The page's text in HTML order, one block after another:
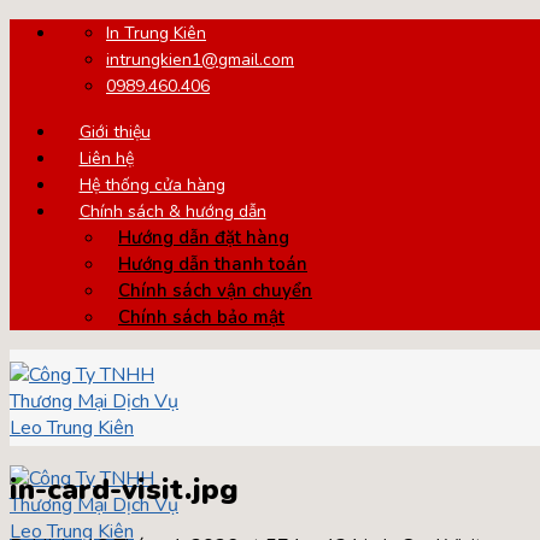
Skip
In Trung Kiên
intrungkien1@gmail.com
0989.460.406
Giới thiệu
Liên hệ
Hệ thống cửa hàng
Chính sách & hướng dẫn
Hướng dẫn đặt hàng
Hướng dẫn thanh toán
Chính sách vận chuyển
Chính sách bảo mật
in-card-visit.jpg